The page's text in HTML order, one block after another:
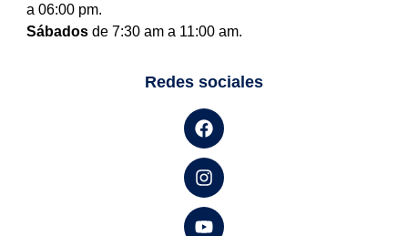
a 06:00 pm.
Sábadosde 7:30 am a 11:00 am.
Redes sociales